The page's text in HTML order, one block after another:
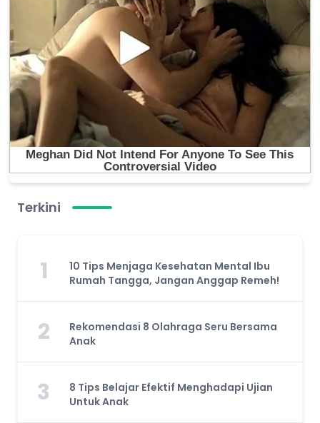
Terkini
1
10 Tips Menjaga Kesehatan Mental Ibu
Rumah Tangga, Jangan Anggap Remeh!
2
Rekomendasi 8 Olahraga Seru Bersama
Anak
3
8 Tips Belajar Efektif Menghadapi Ujian
Untuk Anak